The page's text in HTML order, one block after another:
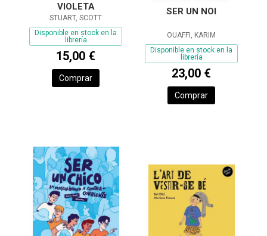
VIOLETA
STUART, SCOTT
Disponible en stock en la
librería
15,00 €
Comprar
SER UN NOI
OUAFFI, KARIM
Disponible en stock en la
librería
23,00 €
Comprar